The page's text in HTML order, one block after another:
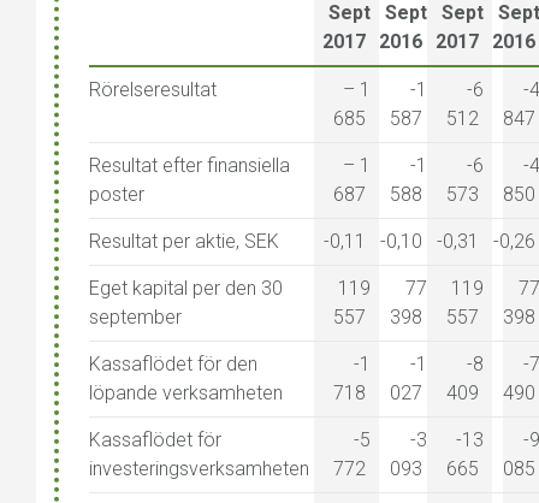
Sept
2017
Sept
2016
Sept
2017
Sept
2016
Rörelseresultat
– 1
685
-1
587
-6
512
-4
847
Resultat efter finansiella
poster
– 1
687
-1
588
-6
573
-4
850
Resultat per aktie, SEK -0,11 -0,10 -0,31 -0,26
Eget kapital per den 30
september
119
557
77
398
119
557
77
398
Kassaflödet för den
löpande verksamheten
-1
718
-1
027
-8
409
-7
490
Kassaflödet för
investeringsverksamheten
-5
772
-3
093
-13
665
-9
085